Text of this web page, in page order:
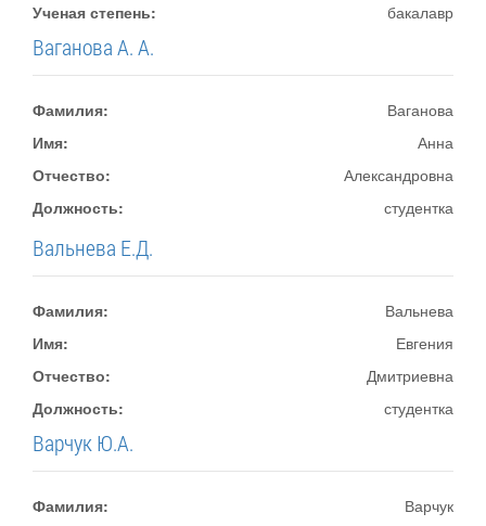
Ученая степень:
бакалавр
Ваганова А. А.
Фамилия:
Ваганова
Имя:
Анна
Отчество:
Александровна
Должность:
студентка
Вальнева Е.Д.
Фамилия:
Вальнева
Имя:
Евгения
Отчество:
Дмитриевна
Должность:
студентка
Варчук Ю.А.
Фамилия:
Варчук